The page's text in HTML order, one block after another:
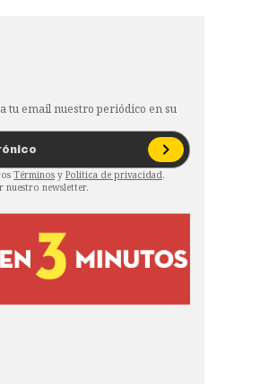
tu email nuestro periódico en su
Términos y Política de privacidad.
nuestro newsletter.